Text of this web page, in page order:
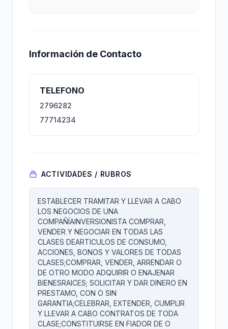
Información de Contacto
TELEFONO
2796282
77714234
ACTIVIDADES / RUBROS
ESTABLECER TRAMITAR Y LLEVAR A CABO
LOS NEGOCIOS DE UNA
COMPAÑÍAINVERSIONISTA COMPRAR,
VENDER Y NEGOCIAR EN TODAS LAS
CLASES DEARTICULOS DE CONSUMO,
ACCIONES, BONOS Y VALORES DE TODAS
CLASES;COMPRAR, VENDER, ARRENDAR O
DE OTRO MODO ADQUIRIR O ENAJENAR
BIENESRAICES; SOLICITAR Y DAR DINERO EN
PRESTAMO, CON O SIN
GARANTIA;CELEBRAR, EXTENDER, CUMPLIR
Y LLEVAR A CABO CONTRATOS DE TODA
CLASE;CONSTITUIRSE EN FIADOR DE O